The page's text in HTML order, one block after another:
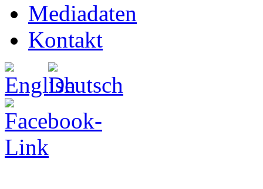
Mediadaten
Kontakt